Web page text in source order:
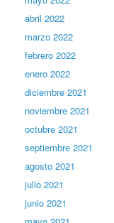
abril 2022
marzo 2022
febrero 2022
enero 2022
diciembre 2021
noviembre 2021
octubre 2021
septiembre 2021
agosto 2021
julio 2021
junio 2021